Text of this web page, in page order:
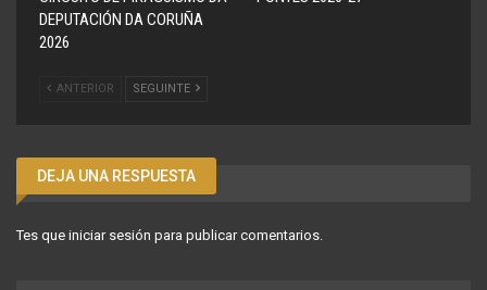
DEPUTACIÓN DA CORUÑA
2026
ANTERIOR SEGUINTE
DEJA UNA RESPUESTA
Tes que iniciar sesión para publicar comentarios.